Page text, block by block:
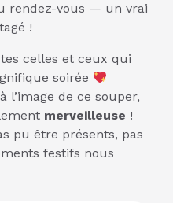
rendez-vous — un vrai
!
celles et ceux qui
soirée
l’image de ce souper,
merveilleuse !
pu être présents, pas
festifs nous